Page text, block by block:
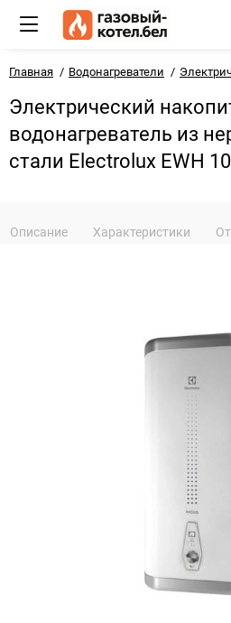
Главная Водонагреватели
Электрический
водонагреватель из
стали Electrolux EWH
Описание Характеристики